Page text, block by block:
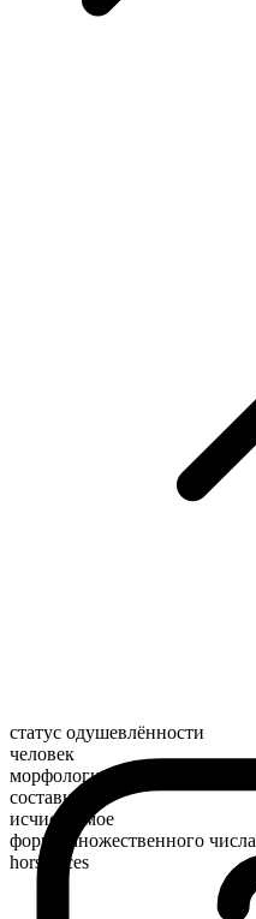
статус одушевлённости
человек
морфологический состав
составное
исчисляемое
форма множественного числа
horsefaces